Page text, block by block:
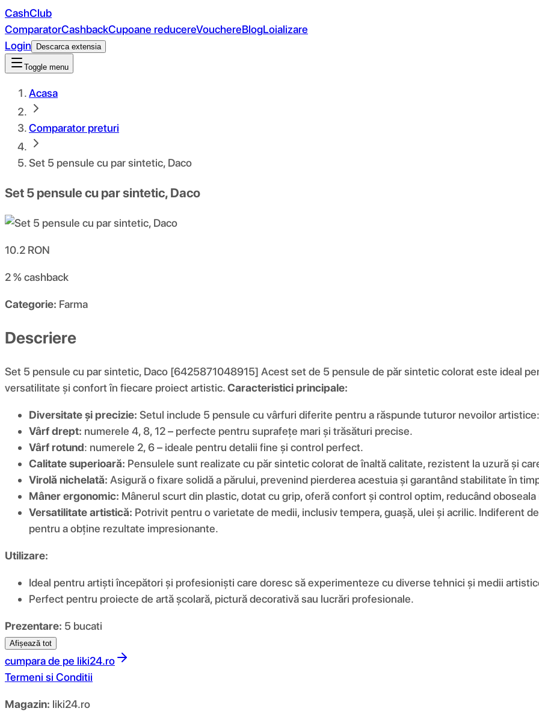
CashClub
ComparatorCashbackCupoane reducereVouchereBlogLoializare
Login
Descarca extensia
Toggle menu
Acasa
Comparator preturi
Set 5 pensule cu par sintetic, Daco
Set 5 pensule cu par sintetic, Daco
10.2 RON
2 %cashback
Categorie: Farma
Descriere
Set 5 pensule cu par sintetic, Daco [6425871048915] Acest set de 5 pensule de păr sintetic colorat este ideal
versatilitate și confort în fiecare proiect artistic.Caracteristici principale:
Diversitate și precizie: Setul include 5 pensule cu vârfuri diferite pentru a răspunde tuturor nevoilor artistice:
Vârf drept: numerele 4, 8, 12 – perfecte pentru suprafețe mari și trăsături precise.
Vârf rotund: numerele 2, 6 – ideale pentru detalii fine și control perfect.
Calitate superioară: Pensulele sunt realizate cu păr sintetic colorat de înaltă calitate, rezistent la uzură și
Virolă nichelată: Asigură o fixare solidă a părului, prevenind pierderea acestuia și garantând stabilitate în
Mâner ergonomic: Mânerul scurt din plastic, dotat cu grip, oferă confort și control optim, reducând
Versatilitate artistică: Potrivit pentru o varietate de medii, inclusiv tempera, guașă, ulei și acrilic. Indiferent
pentru a obține rezultate impresionante.
Utilizare:
Ideal pentru artiști începători și profesioniști care doresc să experimenteze cu diverse tehnici și medii
Perfect pentru proiecte de artă școlară, pictură decorativă sau lucrări profesionale.
Prezentare: 5 bucati
Afișează tot
cumpara de pe liki24.ro
Termeni si Conditii
Magazin: liki24.ro